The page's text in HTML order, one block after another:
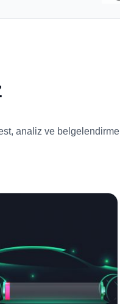
analiz ve belgelendirme